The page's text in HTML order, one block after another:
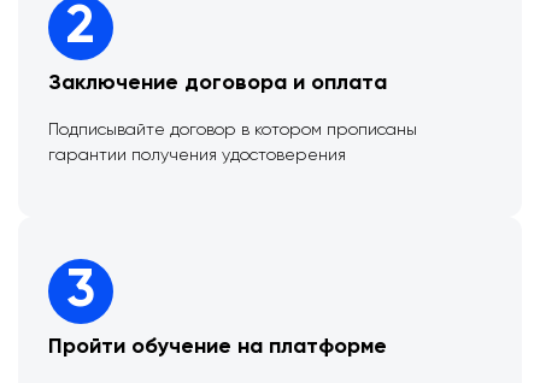
2
Заключение договора и оплата
Подписывайте договор в котором прописаны
гарантии получения удостоверения
3
Пройти обучение на платформе